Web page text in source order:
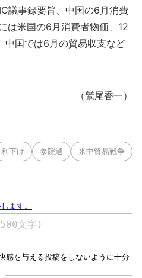
議事録要旨、中国の6月消費
は米国の6月消費者物価、12
中国では6月の貿易収支など
（鷲尾香一）
利下げ 参院選 米中貿易戦争